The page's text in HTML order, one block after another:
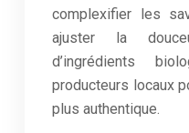
complexifier les
ajuster la
d’ingrédients
producteurs locaux
plus authentique.